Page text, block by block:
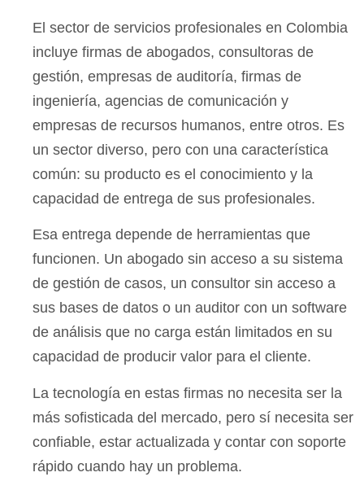
El sector de servicios profesionales en Colombia
incluye firmas de abogados, consultoras de
gestión, empresas de auditoría, firmas de
ingeniería, agencias de comunicación y
empresas de recursos humanos, entre otros. Es
un sector diverso, pero con una característica
común: su producto es el conocimiento y la
capacidad de entrega de sus profesionales.
Esa entrega depende de herramientas que
funcionen. Un abogado sin acceso a su sistema
de gestión de casos, un consultor sin acceso a
sus bases de datos o un auditor con un software
de análisis que no carga están limitados en su
capacidad de producir valor para el cliente.
La tecnología en estas firmas no necesita ser la
más sofisticada del mercado, pero sí necesita ser
confiable, estar actualizada y contar con soporte
rápido cuando hay un problema.